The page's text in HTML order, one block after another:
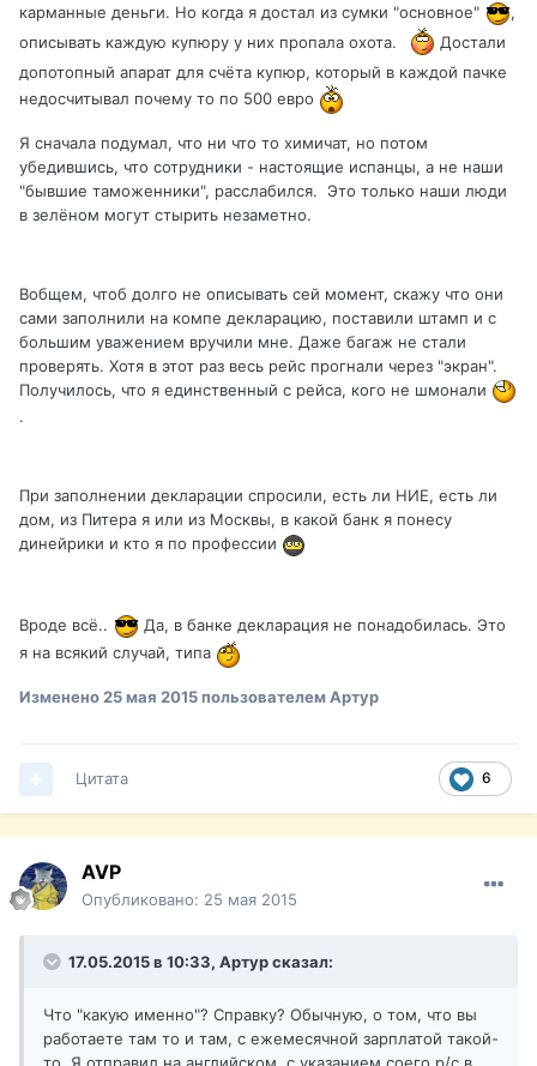
карманные деньги. Но когда я достал из сумки "основное"
,
описывать каждую купюру у них пропала охота.
Достали
допотопный апарат для счёта купюр, который в каждой пачке
недосчитывал почему то по 500 евро
Я сначала подумал, что ни что то химичат, но потом
убедившись, что сотрудники - настоящие испанцы, а не наши
"бывшие таможенники", расслабился. Это только наши люди
в зелёном могут стырить незаметно.
Вобщем, чтоб долго не описывать сей момент, скажу что они
сами заполнили на компе декларацию, поставили штамп и с
большим уважением вручили мне. Даже багаж не стали
проверять. Хотя в этот раз весь рейс прогнали через "экран".
Получилось, что я единственный с рейса, кого не шмонали
.
При заполнении декларации спросили, есть ли НИЕ, есть ли
дом, из Питера я или из Москвы, в какой банк я понесу
динейрики и кто я по профессии
Вроде всё..
Да, в банке декларация не понадобилась. Это
я на всякий случай, типа
Изменено 25 мая 2015пользователем Артур
6
Цитата
AVP
Опубликовано: 25 мая 2015
17.05.2015 в 10:33, Артур сказал:
Что "какую именно"? Справку? Обычную, о том, что вы
работаете там то и там, с ежемесячной зарплатой такой-